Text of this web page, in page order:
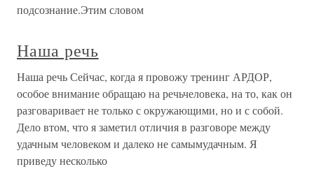
подсознание.Этим словом
Наша речь
Наша речь Сейчас, когда я провожу тренинг АРДОР,
особое внимание обращаю на речьчеловека, на то, как он
разговаривает не только с окружающими, но и с собой.
Дело втом, что я заметил отличия в разговоре между
удачным человеком и далеко не самымудачным. Я
приведу несколько